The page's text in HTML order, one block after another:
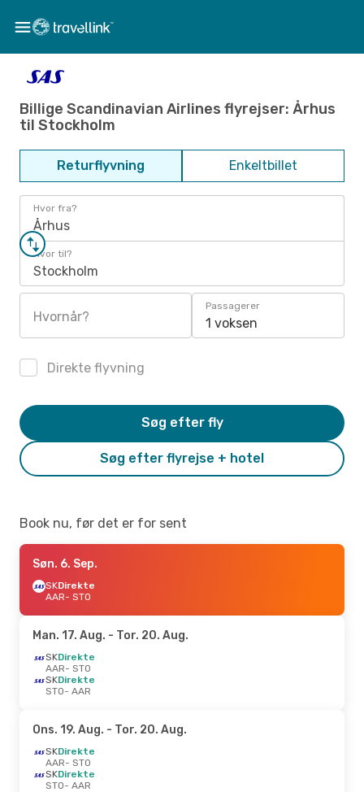
Billige Scandinavian Airlines flyrejser: Århus
til Stockholm
Returflyvning Enkeltbillet
Hvor fra?
Århus
Hvor til?
Stockholm
Hvornår?
Passagerer
1 voksen
Direkte flyvning
Søg efter flyrejse + hotel
Søg efter fly
Book nu, før det er for sent
Søn. 6. Sep.
SKDirekte
AAR- STO
Man. 17. Aug. - Tor. 20. Aug.
SKDirekte
AAR- STO
SKDirekte
STO- AAR
Ons. 19. Aug. - Tor. 20. Aug.
SKDirekte
AAR- STO
SKDirekte
STO- AAR